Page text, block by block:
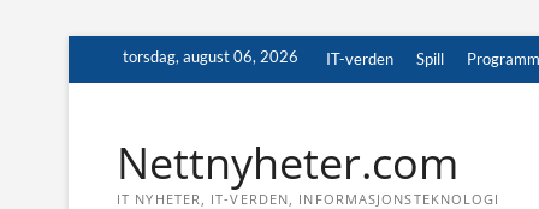
torsdag, august 06, 2026 IT-verden Spill
Nettnyheter.com
IT NYHETER, IT-VERDEN, INFORMASJONSTEKNOLOGI